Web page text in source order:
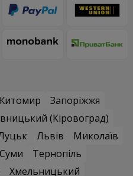
Запоріжжя
(Кіровоград)
Львів
Миколаїв
Суми
Тернопіль
Хмельницький